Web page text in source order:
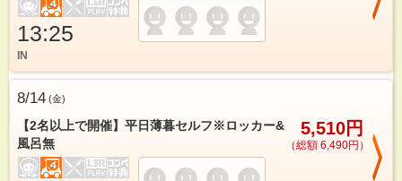
13:25
IN
8/14 (金)
【2名以上で開催】平日薄暮セルフ※ロッカー&
風呂無
5,510円
（総額 6,490円）